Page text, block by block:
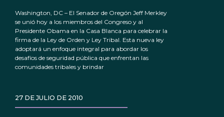
Washington, DC – El Senador de Oregón Jeff Merkley
se unió hoy a los miembros del Congreso y al
Presidente Obama en la Casa Blanca para celebrar la
firma de la Ley de Orden y Ley Tribal. Esta nueva ley
adoptará un enfoque integral para abordar los
desafíos de seguridad pública que enfrentan las
comunidades tribales y brindar
27 DE JULIO DE 2010